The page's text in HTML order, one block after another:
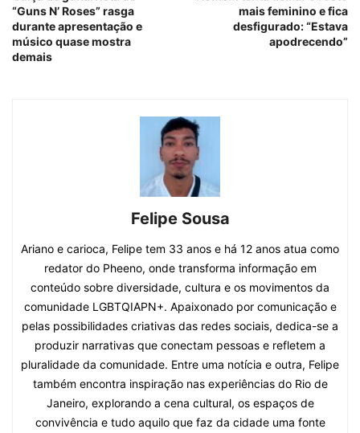
“Guns N’ Roses” rasga
durante apresentação e
músico quase mostra
demais
mais feminino e fica
desfigurado: “Estava
apodrecendo”
Felipe Sousa
Ariano e carioca, Felipe tem 33 anos e há 12 anos atua como
redator do Pheeno, onde transforma informação em
conteúdo sobre diversidade, cultura e os movimentos da
comunidade LGBTQIAPN+. Apaixonado por comunicação e
pelas possibilidades criativas das redes sociais, dedica-se a
produzir narrativas que conectam pessoas e refletem a
pluralidade da comunidade. Entre uma notícia e outra, Felipe
também encontra inspiração nas experiências do Rio de
Janeiro, explorando a cena cultural, os espaços de
convivência e tudo aquilo que faz da cidade uma fonte